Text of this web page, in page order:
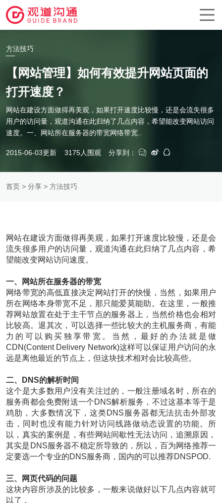
方法技巧
【网站管理】如何有效提升网站页面的
打开速度？
网站在建设方面做得再美观，如果打开速度比较慢，还是会流失很多
用户的访问量，观道沟通在此归纳了几点内容，希望能改变网站访问
速度。一、网站所在服务器的带宽网络带宽..
2015-06-03更新 3175人围观 分享到：
首页 > 分享 > 方法技巧
网站在建设方面做得再美观，如果打开速度比较慢，还是会
流失很多用户的访问量，观道沟通在此归纳了几点内容，希
望能改变网站访问速度。
一、网站所在服务器的带宽
网络带宽的高低直接决定网站打开的快慢，当然，如果用户
所在网络本身带宽不足，那只能爱莫能助。在这里，一般推
荐网站放置在处于主干节点的服务器上，当然价格也会相对
比较高。退其次，可以选择一些比较大的主机服务商，有能
力的可以购买独享带宽。当然，最好的办法就是做
CDN(Content Delivery Network)这样可以保证用户访问的永
远是离他最近的节点上，但这块技术相对会比较高些。
二、DNS的解析时间
这个是大多数用户没有关注过的，一般注册域名时，所在的
服务商都会免费附送一个DNS解析服务，不过这基本等于是
鸡肋，大多数情况下，这类DNS服务器都无法抗击外部攻
击，同时也没有能力针对访问线路做动态设置的功能。所
以，真实的案例是，有些网站间歇性无法访问，追溯原因，
其实是DNS服务器不稳定所导致的，所以，百为网络推荐一
定要选一个专业的DNS服务商，国内的可以推荐DNSPOD.
三、网页代码的问题
这块内容所涉及的比较多，一般来说做好以下几点内容就可
以了，